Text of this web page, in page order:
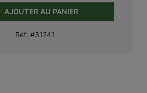
AJOUTER AU PANIER
Réf: #31241